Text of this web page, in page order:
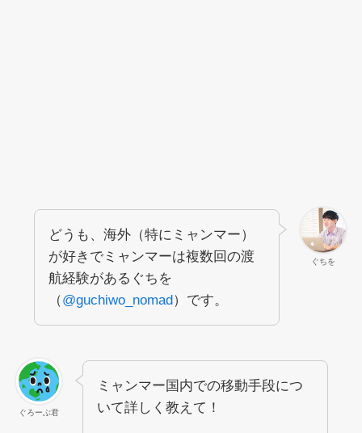
ぐちを
どうも、海外（特にミャンマー）
が好きでミャンマーは複数回の渡
航経験があるぐちを
（@guchiwo_nomad）です。
ぐろーぶ君
ミャンマー国内での移動手段につ
いて詳しく教えて！